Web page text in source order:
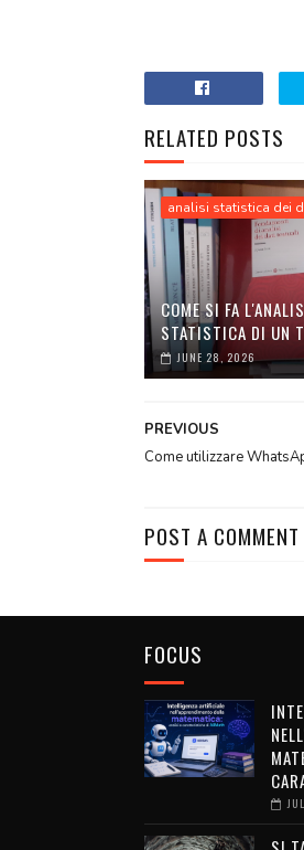
RELATED POSTS
analisi statistica dei
COME SI FA
STATISTICA DI UN
JUNE 28, 2026
PREVIOUS
Come utilizzare
POST A COMMENT
FOCUS